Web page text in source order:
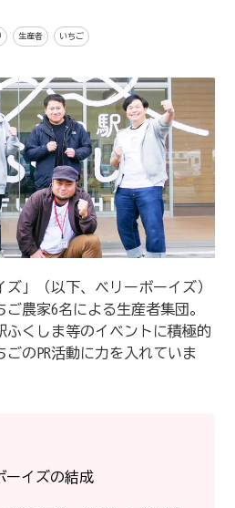
生産者 いちご
ズ」（以下、ベリーボーイズ）
農家6名による生産者集団。
ふくしま等のイベントに積極的
のPR活動に力を入れていま
ーイズの結成